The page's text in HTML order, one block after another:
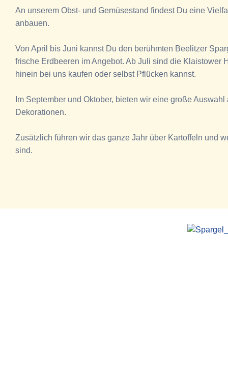
An unserem Obst- und Gemüsestand findest Du eine
anbauen.
Von April bis Juni kannst Du den berühmten Beelitzer
frische Erdbeeren im Angebot. Ab Juli sind die Klaistower
hinein bei uns kaufen oder selbst Pflücken kannst.
Im September und Oktober, bieten wir eine große
Dekorationen.
Zusätzlich führen wir das ganze Jahr über Kartoffeln und
sind.